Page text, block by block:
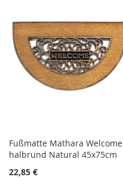
Fußmatte Mathara Welcome
halbrund Natural 45x75cm
22,85 €